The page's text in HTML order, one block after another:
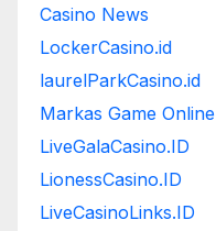
Casino News
LockerCasino.id
laurelParkCasino.id
Markas Game Online
LiveGalaCasino.ID
LionessCasino.ID
LiveCasinoLinks.ID